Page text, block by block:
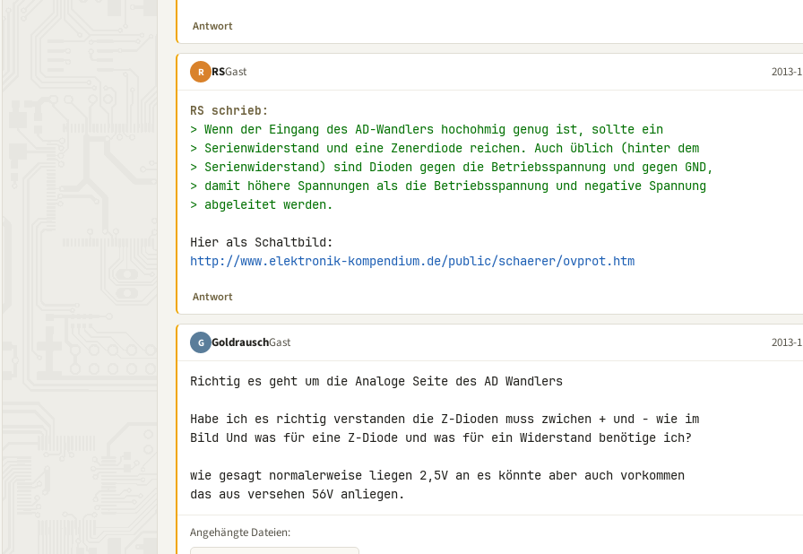
Antwort
R RSGast 2013-
RS schrieb:
> Wenn der Eingang des AD-Wandlers hochohmig genug ist, sollte ein
> Serienwiderstand und eine Zenerdiode reichen. Auch üblich (hinter dem
> Serienwiderstand) sind Dioden gegen die Betriebsspannung und gegen GND,
> damit höhere Spannungen als die Betriebsspannung und negative Spannung
> abgeleitet werden.
http://www.elektronik-kompendium.de/public/schaerer/ovprot.htm
Antwort
G GoldrauschGast 2013-
Richtig es geht um die Analoge Seite des AD Wandlers
Habe ich es richtig verstanden die Z-Dioden muss zwichen + und - wie im
Bild Und was für eine Z-Diode und was für ein Widerstand benötige ich?
wie gesagt normalerweise liegen 2,5V an es könnte aber auch vorkommen
das aus versehen 56V anliegen.
Angehängte Dateien: